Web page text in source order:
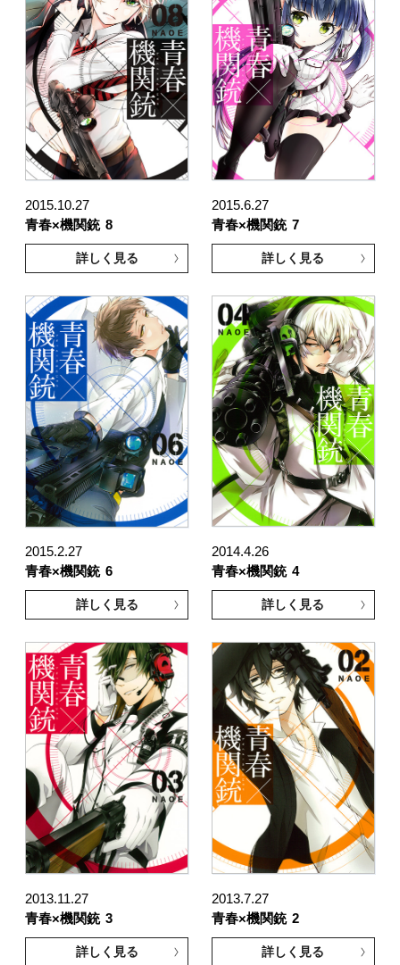
2015.10.27
青春×機関銃 8
詳しく見る
2015.6.27
青春×機関銃 7
詳しく見る
2015.2.27
青春×機関銃 6
詳しく見る
2014.4.26
青春×機関銃 4
詳しく見る
2013.11.27
青春×機関銃 3
詳しく見る
2013.7.27
青春×機関銃 2
詳しく見る